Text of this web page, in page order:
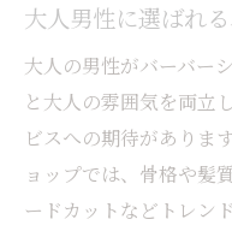
伊勢崎市で堪
バーバーショ
術
身も心も整う
バーバーショッ
大人男性に選ばれ
大人の男性がバーバー
と大人の雰囲気を両立
ビスへの期待がありま
ョップでは、骨格や髪
ードカットなどトレン